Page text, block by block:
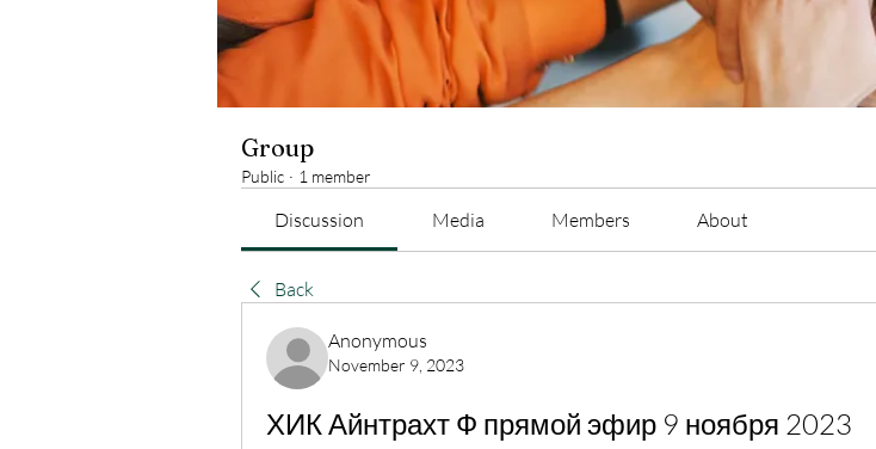
Group
Public · 1 member
Discussion Media Members About
Back
Anonymous
November 9, 2023
ХИК Айнтрахт Ф прямой эфир 9 ноября 2023